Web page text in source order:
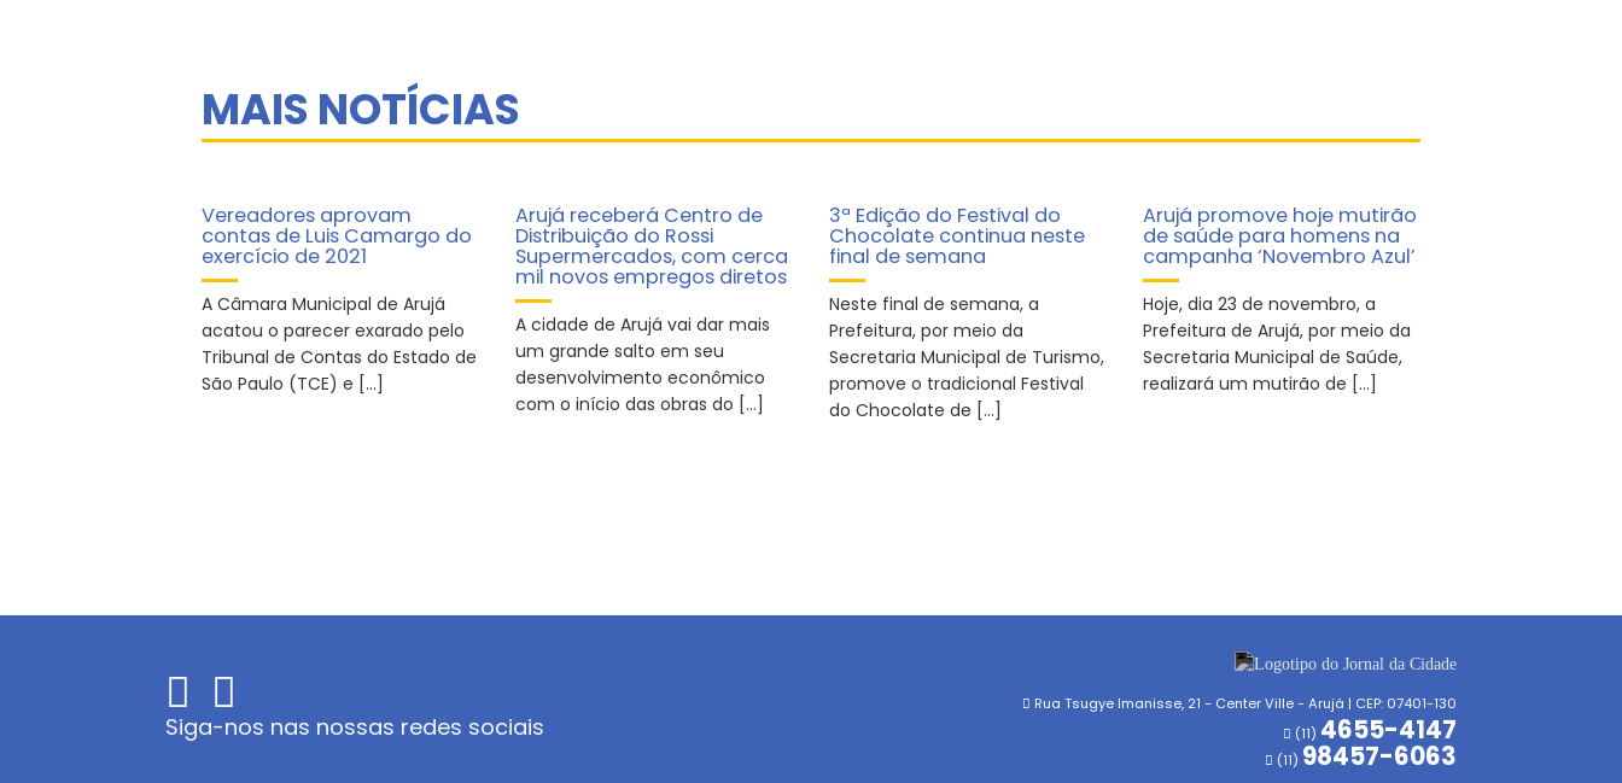
MAIS NOTÍCIAS
Vereadores aprovam
contas de Luis Camargo do
exercício de 2021
A Câmara Municipal de Arujá
acatou o parecer exarado pelo
Tribunal de Contas do Estado de
São Paulo (TCE) e […]
Arujá receberá Centro de
Distribuição do Rossi
Supermercados, com cerca
mil novos empregos diretos
A cidade de Arujá vai dar mais
um grande salto em seu
desenvolvimento econômico
com o início das obras do […]
3ª Edição do Festival do
Chocolate continua neste
final de semana
Neste final de semana, a
Prefeitura, por meio da
Secretaria Municipal de Turismo,
promove o tradicional Festival
do Chocolate de […]
Arujá promove hoje mutirão
de saúde para homens na
campanha ‘Novembro Azul’
Hoje, dia 23 de novembro, a
Prefeitura de Arujá, por meio da
Secretaria Municipal de Saúde,
realizará um mutirão de […]
Siga-nos nas nossas redes sociais
Rua Tsugye Imanisse, 21 - Center Ville - Arujá | CEP: 07401-130
(11) 4655-4147
(11) 98457-6063